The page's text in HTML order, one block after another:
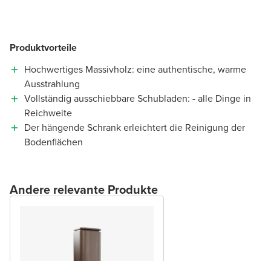
Produktvorteile
Hochwertiges Massivholz: eine authentische, warme
Ausstrahlung
Vollständig ausschiebbare Schubladen: - alle Dinge in
Reichweite
Der hängende Schrank erleichtert die Reinigung der
Bodenflächen
Andere relevante Produkte